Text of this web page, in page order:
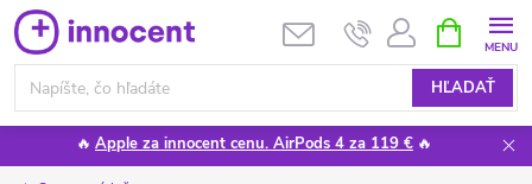
Prejsť
na
obsah
HĽADAŤ
KOŠÍK
🔥 Apple za innocent cenu. AirPods 4 za 119 € 🔥